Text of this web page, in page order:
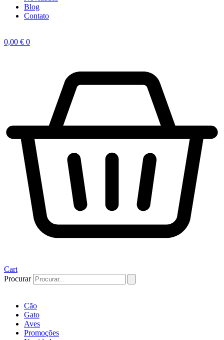
Blog
Contato
0,00 € 0
Cart
Procurar
Cão
Gato
Aves
Promoções